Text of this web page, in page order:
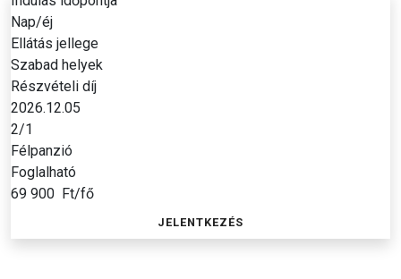
Nap/éj
Ellátás jellege
Szabad helyek
Részvételi díj
2026.12.05
2/1
Félpanzió
Foglalható
69 900 Ft/fő
JELENTKEZÉS